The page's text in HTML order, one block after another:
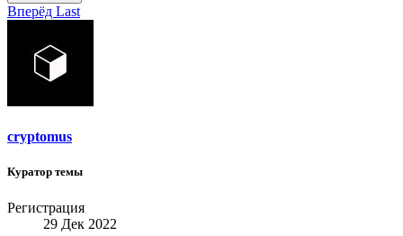
Вперёд Last
cryptomus
Куратор темы
Регистрация
29 Дек 2022